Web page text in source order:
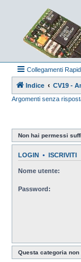
Collegamenti
Indice CV19 -
Argomenti senza
Non hai permessi
LOGIN • ISCRIVITI
Nome utente:
Password:
Questa categoria non